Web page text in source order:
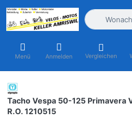
Geben Sie
Menü Anmelden Vergleichen
Tacho Vespa 50-125 Primavera
R.O. 1210515